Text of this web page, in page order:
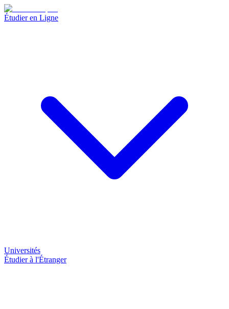
Étudier en Ligne
Universités
Étudier à l'Étranger